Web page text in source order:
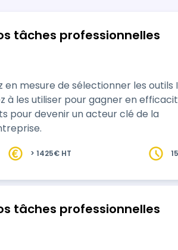
tâches professionnelles
les utiliser pour gagner en
pour devenir un acteur clé de la
> 1425€ HT
tâches professionnelles